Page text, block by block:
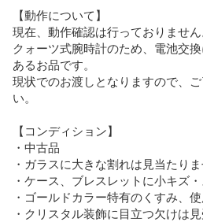
【動作について】
現在、動作確認は行っておりません
クォーツ式腕時計のため、電池交
あるお品です。
現状でのお渡しとなりますので、
い。
【コンディション】
・中古品
・ガラスに大きな割れは見当たり
・ケース、ブレスレットに小キズ
・ゴールドカラー特有のくすみ、
・クリスタル装飾に目立つ欠けは